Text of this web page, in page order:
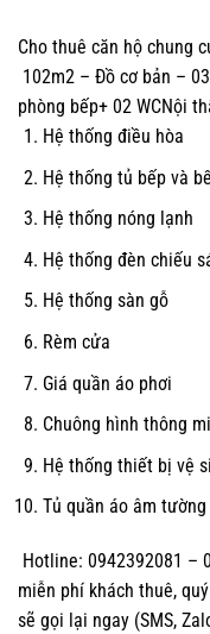
Cho thuê căn hộ chung
102m2 – Đồ cơ bản –
phòng bếp+ 02 WCNội
Hệ thống điều hòa
Hệ thống tủ bếp và
Hệ thống nóng lạnh
Hệ thống đèn chiếu
Hệ thống sàn gỗ
Rèm cửa
Giá quần áo phơi
Chuông hình thông
Hệ thống thiết bị vệ
Tủ quần áo âm tường
Hotline: 0942392081 –
miễn phí khách thuê,
sẽ gọi lại ngay (SMS,